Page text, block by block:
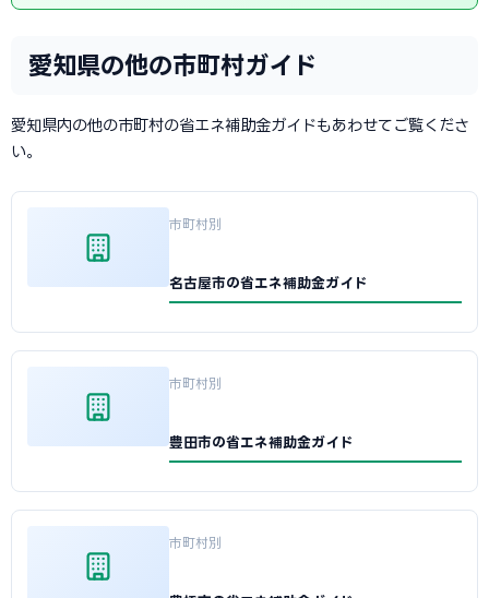
愛知県の他の市町村ガイド
愛知県内の他の市町村の省エネ補助金ガイドもあわせてご覧くださ
い。
市町村別
名古屋市の省エネ補助金ガイド
市町村別
豊田市の省エネ補助金ガイド
市町村別